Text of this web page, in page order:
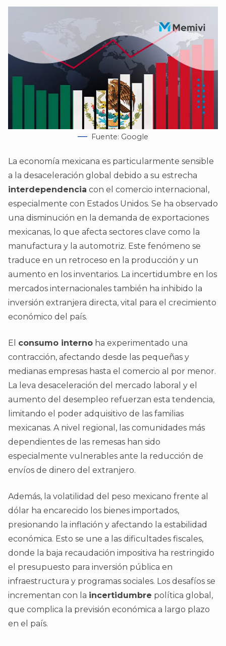
Fuente: Google
La economía mexicana es particularmente sensible
a la desaceleración global debido a su estrecha
interdependencia con el comercio internacional,
especialmente con Estados Unidos. Se ha observado
una disminución en la demanda de exportaciones
mexicanas, lo que afecta sectores clave como la
manufactura y la automotriz. Este fenómeno se
traduce en un retroceso en la producción y un
aumento en los inventarios. La incertidumbre en los
mercados internacionales también ha inhibido la
inversión extranjera directa, vital para el crecimiento
económico del país.
El consumo interno ha experimentado una
contracción, afectando desde las pequeñas y
medianas empresas hasta el comercio al por menor.
La leva desaceleración del mercado laboral y el
aumento del desempleo refuerzan esta tendencia,
limitando el poder adquisitivo de las familias
mexicanas. A nivel regional, las comunidades más
dependientes de las remesas han sido
especialmente vulnerables ante la reducción de
envíos de dinero del extranjero.
Además, la volatilidad del peso mexicano frente al
dólar ha encarecido los bienes importados,
presionando la inflación y afectando la estabilidad
económica. Esto se une a las dificultades fiscales,
donde la baja recaudación impositiva ha restringido
el presupuesto para inversión pública en
infraestructura y programas sociales. Los desafíos se
incrementan con la incertidumbre política global,
que complica la previsión económica a largo plazo
en el país.